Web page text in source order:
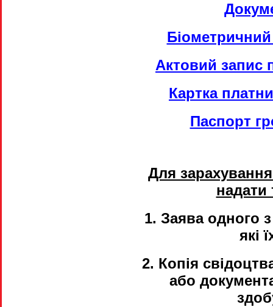
Актовий запис
Картка
Паспорт
Для
надати
1. Заява одного
які
2. Копія
або